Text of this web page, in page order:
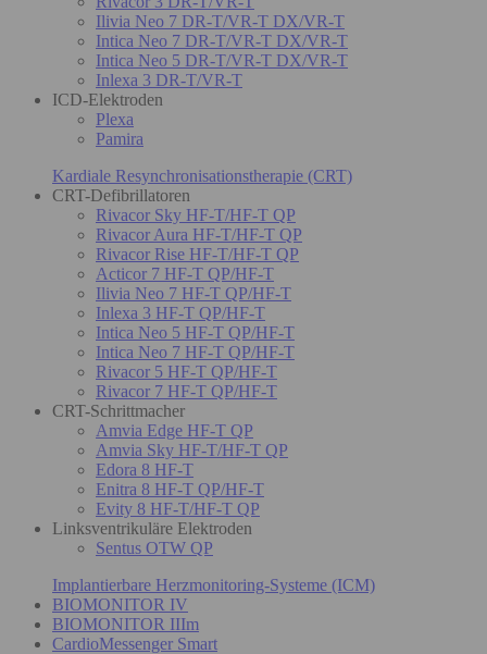
Ilivia Neo 7 DR-T/VR-T DX/VR-T
Intica Neo 7 DR-T/VR-T DX/VR-T
Intica Neo 5 DR-T/VR-T DX/VR-T
Inlexa 3 DR-T/VR-T
ICD-Elektroden
Plexa
Pamira
Kardiale Resynchronisationstherapie (CRT)
CRT-Defibrillatoren
Rivacor Sky HF-T/HF-T QP
Rivacor Aura HF-T/HF-T QP
Rivacor Rise HF-T/HF-T QP
Acticor 7 HF-T QP/HF-T
Ilivia Neo 7 HF-T QP/HF-T
Inlexa 3 HF-T QP/HF-T
Intica Neo 5 HF-T QP/HF-T
Intica Neo 7 HF-T QP/HF-T
Rivacor 5 HF-T QP/HF-T
Rivacor 7 HF-T QP/HF-T
CRT-Schrittmacher
Amvia Edge HF-T QP
Amvia Sky HF-T/HF-T QP
Edora 8 HF-T
Enitra 8 HF-T QP/HF-T
Evity 8 HF-T/HF-T QP
Linksventrikuläre Elektroden
Sentus OTW QP
Implantierbare Herzmonitoring-Systeme (ICM)
BIOMONITOR IV
BIOMONITOR IIIm
CardioMessenger Smart